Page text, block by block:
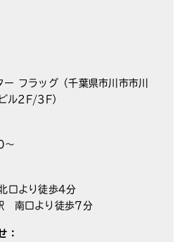
ー フラッグ（千葉県市川市市川
ル2F/3F）
より徒歩4分
南口より徒歩7分
：